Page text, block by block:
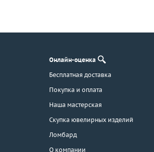
Онлайн-оценка
Бесплатная доставка
Покупка и оплата
Наша мастерская
Скупка ювелирных изделий
Ломбард
О компании